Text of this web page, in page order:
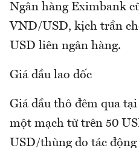
Ngân hàng Eximbank
VND/USD, kịch trần
USD liên ngân hàng.
Giá dầu lao dốc
Giá dầu thô đêm qua
một mạch từ trên 50
USD/thùng do tác